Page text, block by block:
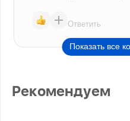
Ответить
Показать все
Рекомендуем